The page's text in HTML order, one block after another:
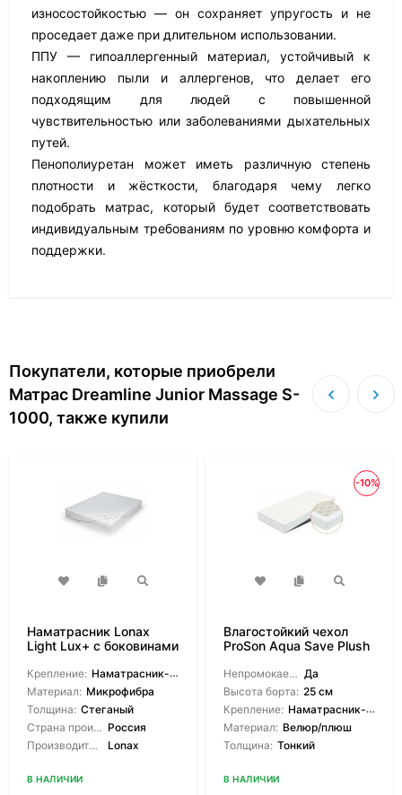
износостойкостью — он сохраняет упругость и не
проседает даже при длительном использовании.
ППУ — гипоаллергенный материал, устойчивый к
накоплению пыли и аллергенов, что делает его
подходящим для людей с повышенной
чувствительностью или заболеваниями дыхательных
путей.
Пенополиуретан может иметь различную степень
плотности и жёсткости, благодаря чему легко
подобрать матрас, который будет соответствовать
индивидуальным требованиям по уровню комфорта и
поддержки.
Покупатели, которые приобрели
Матрас Dreamline Junior Massage S-
1000, также купили
Наматрасник Lonax
Light Lux+ с боковинами
Крепление: Наматрасник-чехол
Материал: Микрофибра
Толщина: Стеганый
Страна производитель: Россия
Производитель:
Lonax
В НАЛИЧИИ
-10%
Влагостойкий чехол
ProSon Aqua Save Plush
Непромокаемый: Да
Высота борта: 25 см
Крепление: Наматрасник-чехол
Материал: Велюр/плюш
Толщина: Тонкий
В НАЛИЧИИ